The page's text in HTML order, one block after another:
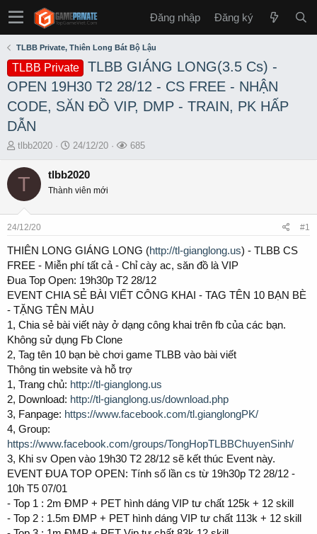
Đăng nhập Đăng ký
TLBB Private, Thiên Long Bát Bộ Lậu
TLBB Private
TLBB GIÁNG LONG(3.5 Cs) -
OPEN 19H30 T2 28/12 - CS FREE - NHẬN
CODE, SĂN ĐỒ VIP, DMP - TRAIN, PK HẤP
DẪN
T
r
s
a
r
t
e
r
tlbb2020
S
a
e
24/12/20
L
685
T tlbb2020
Thành viên mới
24/12/20 #1
THIÊN LONG GIÁNG LONG (http://tl-gianglong.us) - TLBB CS
FREE - Miễn phí tất cả - Chỉ cày ac, săn đồ là VIP
Đua Top Open: 19h30p T2 28/12
EVENT CHIA SẺ BÀI VIẾT CÔNG KHAI - TAG TÊN 10 BẠN BÈ
- TẶNG TÊN MÀU
1, Chia sẻ bài viết này ở dạng công khai trên fb của các bạn.
Không sử dụng Fb Clone
2, Tag tên 10 bạn bè chơi game TLBB vào bài viết
Thông tin website và hỗ trợ
1, Trang chủ: http://tl-gianglong.us
2, Download: http://tl-gianglong.us/download.php
3, Fanpage: https://www.facebook.com/tl.gianglongPK/
4, Group:
https://www.facebook.com/groups/TongHopTLBBChuyenSinh/
3, Khi sv Open vào 19h30 T2 28/12 sẽ kết thúc Event này.
EVENT ĐUA TOP OPEN: Tính số lần cs từ 19h30p T2 28/12 -
10h T5 07/01
- Top 1 : 2m ĐMP + PET hình dáng VIP tư chất 125k + 12 skill
- Top 2 : 1.5m ĐMP + PET hình dáng VIP tư chất 113k + 12 skill